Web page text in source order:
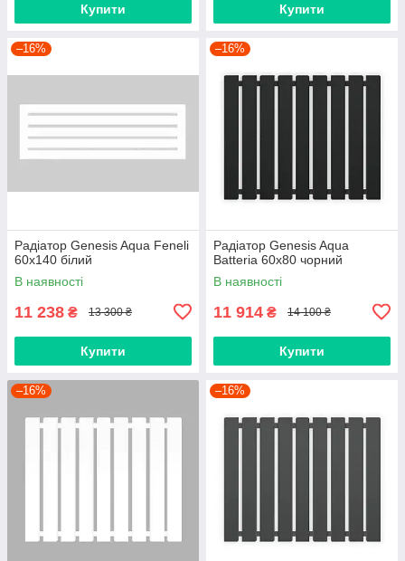
Купити Купити
–16%
Радіатор Genesis Aqua Feneli
60x140 білий
В наявності
11 238 ₴ 13 300 ₴
Купити
–16%
Радіатор Genesis Aqua
Batteria 60x80 чорний
В наявності
11 914 ₴ 14 100 ₴
Купити
–16% –16%